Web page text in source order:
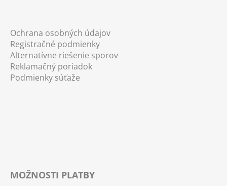
Ochrana osobných údajov
Registračné podmienky
Alternatívne riešenie sporov
Reklamačný poriadok
Podmienky súťaže
MOŽNOSTI PLATBY